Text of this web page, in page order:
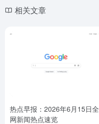
相关文章
热点早报：2026年6月15日全
网新闻热点速览